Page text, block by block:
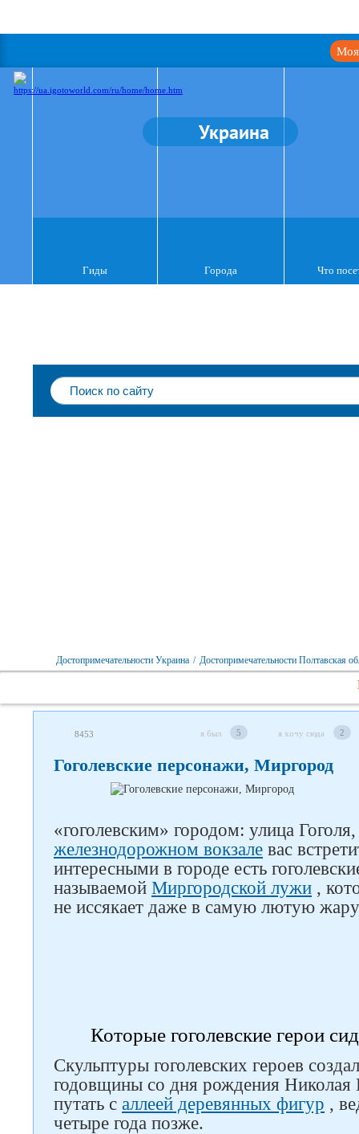
Моя
Украина
Гиды Города Что
Достопримечательности Украина / Достопримечательности Полтавская
8453 я был 5 я хочу сюда 2
Гоголевские персонажи, Миргород
«гоголевским» городом: улица
железнодорожном вокзале вас
интересными в городе есть
называемой Миргородской лужи ,
не иссякает даже в самую лютую
Которые гоголевские герои
Скульптуры гоголевских героев
годовщины со дня рождения Николая
путать с аллеей деревянных фигур ,
четыре года позже.
Следите за нами в соцсетях